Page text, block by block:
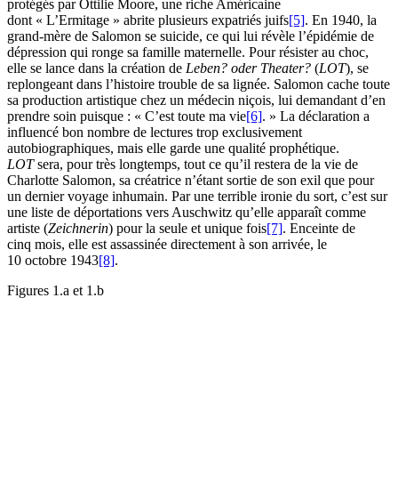
protégés par Ottilie Moore, une riche Américaine
dont « L’Ermitage » abrite plusieurs expatriés juifs[5]. En 1940, la
grand-mère de Salomon se suicide, ce qui lui révèle l’épidémie de
dépression qui ronge sa famille maternelle. Pour résister au choc,
elle se lance dans la création de Leben? oder Theater? (LOT), se
replongeant dans l’histoire trouble de sa lignée. Salomon cache toute
sa production artistique chez un médecin niçois, lui demandant d’en
prendre soin puisque : « C’est toute ma vie[6]. » La déclaration a
influencé bon nombre de lectures trop exclusivement
autobiographiques, mais elle garde une qualité prophétique.
LOTsera, pour très longtemps, tout ce qu’il restera de la vie de
Charlotte Salomon, sa créatrice n’étant sortie de son exil que pour
un dernier voyage inhumain. Par une terrible ironie du sort, c’est sur
une liste de déportations vers Auschwitz qu’elle apparaît comme
artiste (Zeichnerin) pour la seule et unique fois[7]. Enceinte de
cinq mois, elle est assassinée directement à son arrivée, le
10 octobre 1943[8].
Figures 1.a et 1.b